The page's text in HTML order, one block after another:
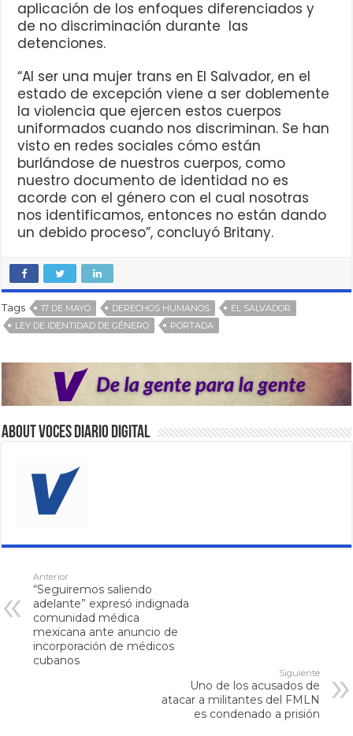
aplicación de los enfoques diferenciados y
de no discriminación durante las
detenciones.
“Al ser una mujer trans en El Salvador, en el
estado de excepción viene a ser doblemente
la violencia que ejercen estos cuerpos
uniformados cuando nos discriminan. Se han
visto en redes sociales cómo están
burlándose de nuestros cuerpos, como
nuestro documento de identidad no es
acorde con el género con el cual nosotras
nos identificamos, entonces no están dando
un debido proceso”, concluyó Britany.
Tags 17 DE MAYO DERECHOS HUMANOS
EL SALVADOR
LEY DE IDENTIDAD DE GÉNERO
PORTADA
About VOCES Diario digital
Anterior
“Seguiremos saliendo
adelante” expresó indignada
comunidad médica
mexicana ante anuncio de
incorporación de médicos
cubanos
Siguiente
Uno de los acusados de
atacar a militantes del FMLN
es condenado a prisión